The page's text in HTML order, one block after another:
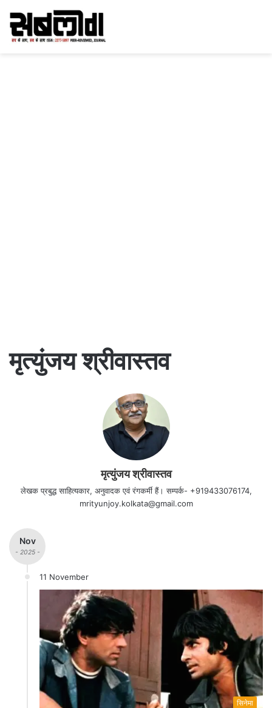
मृत्युंजय श्रीवास्तव
मृत्युंजय श्रीवास्तव
लेखक प्रबुद्ध साहित्यकार, अनुवादक एवं रंगकर्मी हैं। सम्पर्क- +919433076174,
mrityunjoy.kolkata@gmail.com
Nov
- 2025 -
11 November
सिनेमा